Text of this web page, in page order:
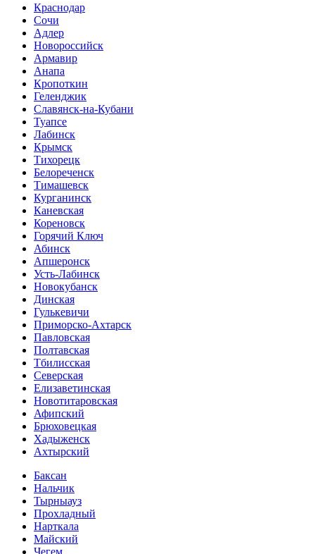
Краснодар
Сочи
Адлер
Новороссийск
Армавир
Анапа
Кропоткин
Геленджик
Славянск-на-Кубани
Туапсе
Лабинск
Крымск
Тихорецк
Белореченск
Тимашевск
Курганинск
Каневская
Кореновск
Горячий Ключ
Абинск
Апшеронск
Усть-Лабинск
Новокубанск
Динская
Гулькевичи
Приморско-Ахтарск
Павловская
Полтавская
Тбилисская
Северская
Елизаветинская
Новотитаровская
Афипский
Брюховецкая
Хадыженск
Ахтырский
Баксан
Нальчик
Тырныауз
Прохладный
Нарткала
Майский
Чегем